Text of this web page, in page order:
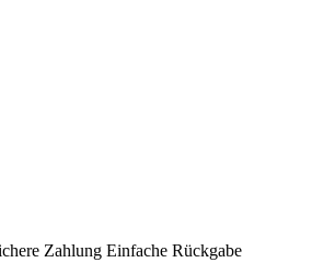
Zahlung Einfache Rückgabe